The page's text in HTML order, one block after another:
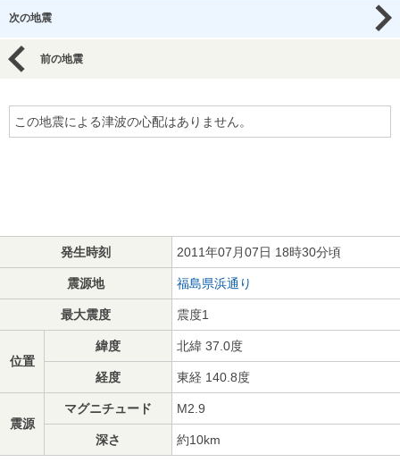
次の地震
前の地震
この地震による津波の心配はありません。
発生時刻 2011年07月07日 18時30分頃
震源地 福島県浜通り
最大震度 震度1
位置
緯度 北緯 37.0度
経度 東経 140.8度
震源
マグニチュード M2.9
深さ 約10km